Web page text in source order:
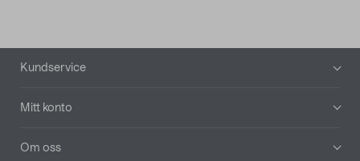
Sidfot
Kundservice
Mitt konto
Om oss